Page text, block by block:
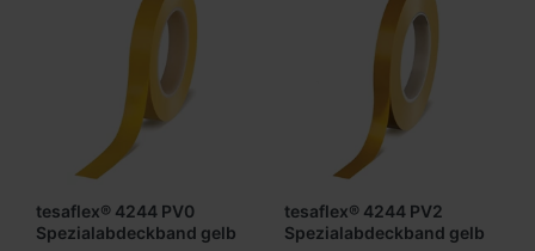
tesaflex® 4244 PV0
Spezialabdeckband gelb
tesaflex® 4244 PV2
Spezialabdeckband gelb